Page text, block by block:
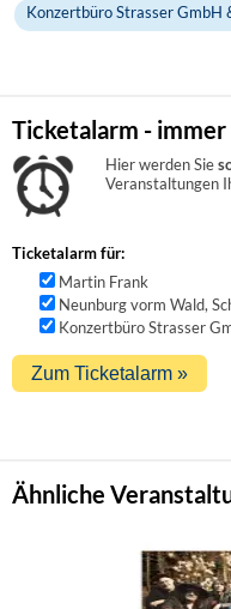
Konzertbüro Strasser GmbH
Ticketalarm -
Hier werden Sie
Veranstaltungen
Ticketalarm für:
Martin Frank
Neunburg vorm Wald,
Konzertbüro Strasser
Ähnliche